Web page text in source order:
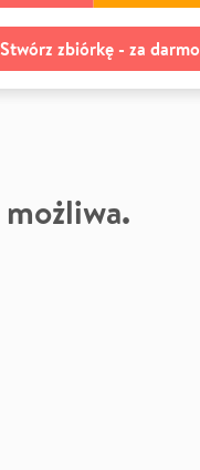
Stwórz zbiórkę - za darmo